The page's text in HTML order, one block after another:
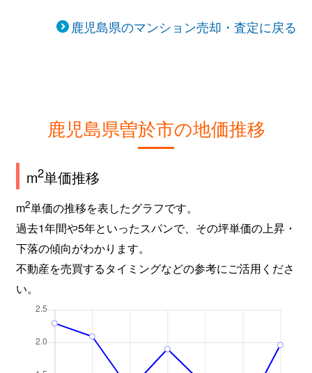
鹿児島県のマンション売却・査定に戻る
鹿児島県曽於市の地価推移
m2単価推移
m2単価の推移を表したグラフです。
過去1年間や5年といったスパンで、その坪単価の上昇・
下落の傾向がわかります。
不動産を売買するタイミングなどの参考にご活用くださ
い。